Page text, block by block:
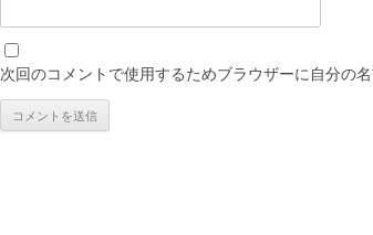
次回のコメントで使用するためブラウザーに自分の